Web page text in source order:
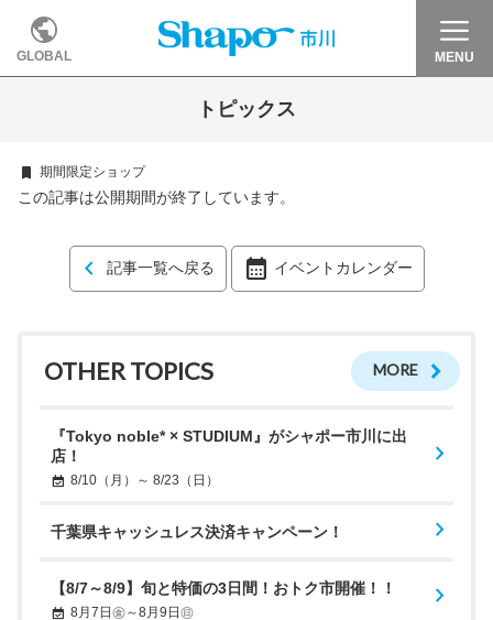
GLOBAL MENU
トピックス
期間限定ショップ
この記事は公開期間が終了しています。
記事一覧へ戻る イベントカレンダー
OTHER TOPICS MORE
『Tokyo noble* × STUDIUM』がシャポー市川に出
店！
8/10（月）～ 8/23（日）
千葉県キャッシュレス決済キャンペーン！
【8/7～8/9】旬と特価の3日間！おトク市開催！！
8月7日㊎～8月9日㊐